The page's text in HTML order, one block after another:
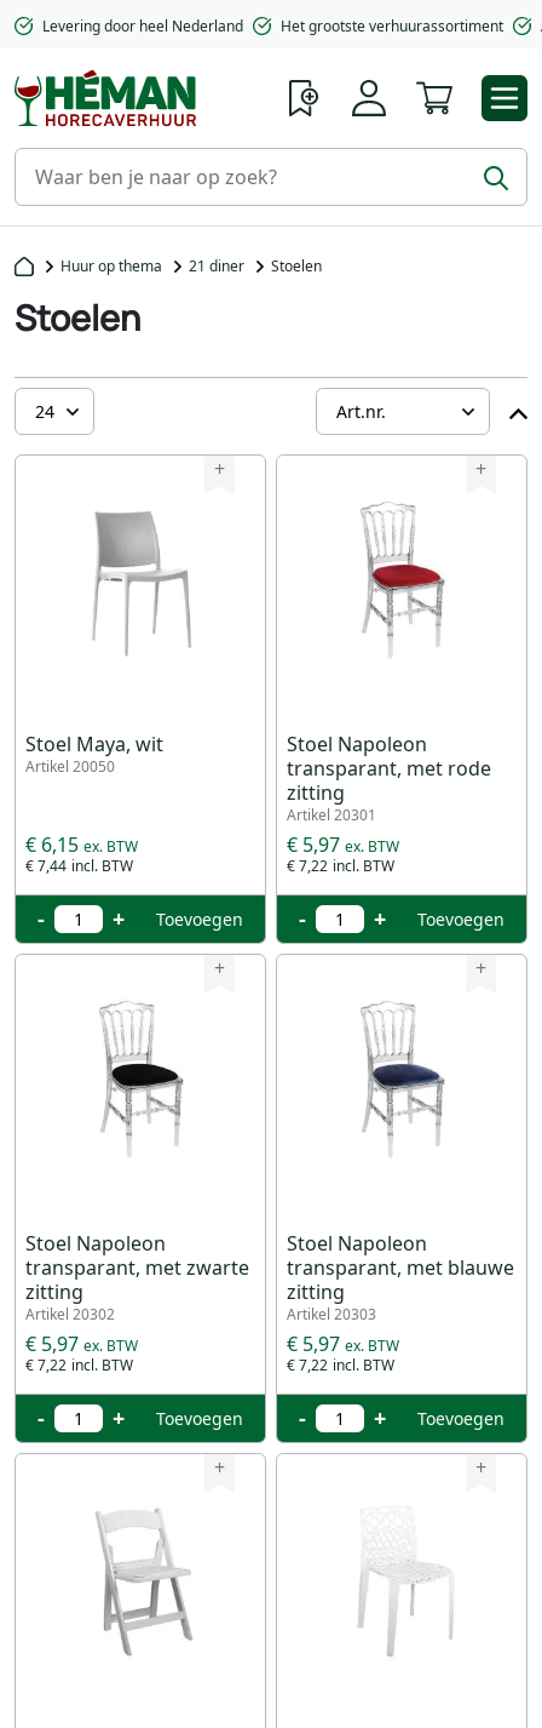
Levering door heel Nederland Het grootste verhuurassortiment
Huur op thema 21 diner Stoelen
Stoelen
+
Stoel Maya, wit
Artikel 20050
€ 7,44
€ 6,15
- + Toevoegen
+
Stoel Napoleon
transparant, met rode
zitting
Artikel 20301
€ 7,22
€ 5,97
- + Toevoegen
+
Stoel Napoleon
transparant, met zwarte
zitting
Artikel 20302
€ 7,22
€ 5,97
- + Toevoegen
+
Stoel Napoleon
transparant, met blauwe
zitting
Artikel 20303
€ 7,22
€ 5,97
- + Toevoegen
+ +